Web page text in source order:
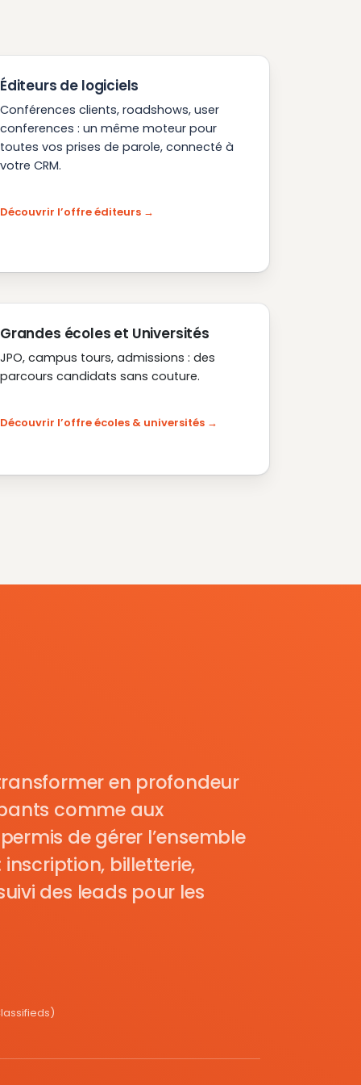
Éditeurs de logiciels
Conférences clients, roadshows, user
conferences : un même moteur pour
toutes vos prises de parole, connecté à
votre CRM.
Découvrir l’offre éditeurs
Grandes écoles et Universités
JPO, campus tours, admissions : des
parcours candidats sans couture.
Découvrir l’offre écoles & universités
en profondeur
comme aux
de gérer l’ensemble
billetterie,
des leads pour les